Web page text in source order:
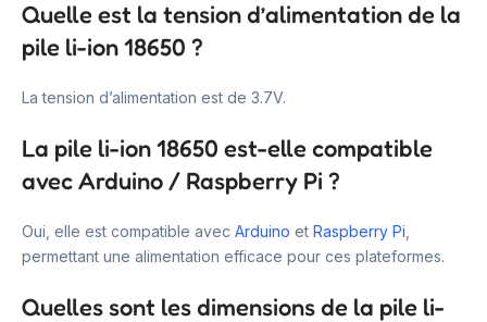
Quelle est la tension d’alimentation de la
pile li-ion 18650 ?
La tension d’alimentation est de 3.7V.
La pile li-ion 18650 est-elle compatible
avec Arduino / Raspberry Pi ?
Oui, elle est compatible avec Arduino et Raspberry Pi
permettant une alimentation efficace pour ces plateformes.
Quelles sont les dimensions de la pile li-